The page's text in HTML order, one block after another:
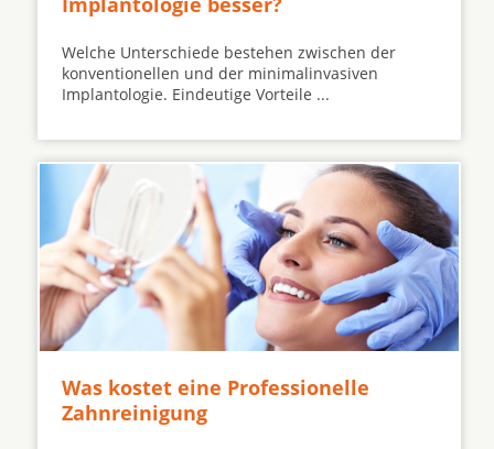
Welche Unterschiede bestehen zwischen der
konventionellen und der minimalinvasiven
Implantologie. Eindeutige Vorteile ...
Was kostet eine Professionelle
Zahnreinigung